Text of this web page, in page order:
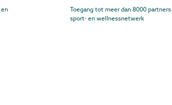
en
Toegang tot meer dan 8000
sport- en wellnessnetwerk